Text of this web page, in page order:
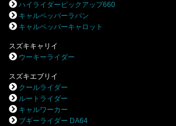
ハイライダーピックアップ660
キャルペッパーラパン
キャルペッパーキャロット
スズキキャリイ
ウーキーライダー
スズキエブリイ
クールライダー
ルートライダー
キャルワーカー
ブギーライダー DA64